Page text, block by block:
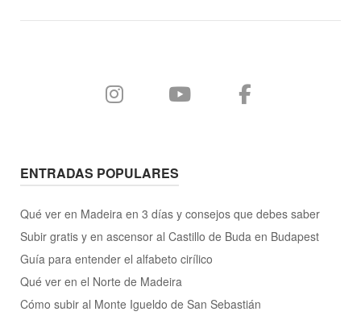
ENTRADAS POPULARES
Qué ver en Madeira en 3 días y consejos que debes saber
Subir gratis y en ascensor al Castillo de Buda en Budapest
Guía para entender el alfabeto cirílico
Qué ver en el Norte de Madeira
Cómo subir al Monte Igueldo de San Sebastián